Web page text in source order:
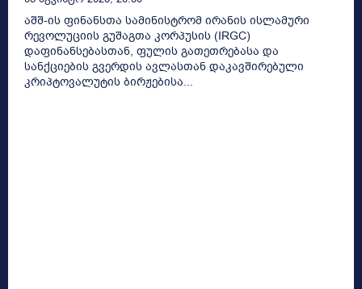
აშშ-ის ფინანსთა სამინისტრომ ირანის ისლამური
რევოლუციის გუშაგთა კორპუსის (IRGC)
დაფინანსებასთან, ფულის გათეთრებასა და
სანქციების გვერდის ავლასთან დაკავშირებული
კრიპტოვალუტის ბირჟებისა...